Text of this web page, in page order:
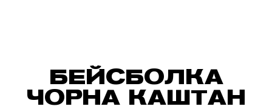
БЕЙСБОЛКА
ЧОРНА КАШТАН